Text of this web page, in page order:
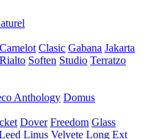
Camelot Clasic Gabana Jakarta
Rialto Soften Studio Terratzo
Anthology Domus
Dover Freedom Glass
Linus Velvete Long Ext